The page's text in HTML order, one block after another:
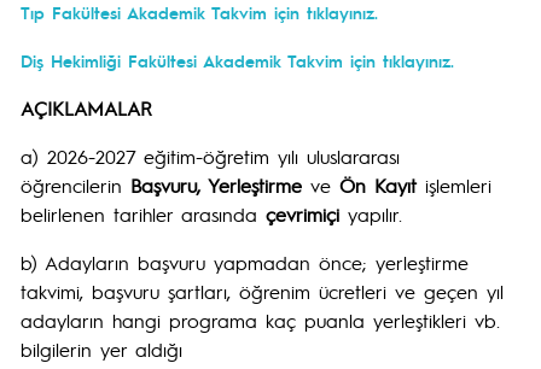
Tıp Fakültesi Akademik Takvim için tıklayınız.
Diş Hekimliği Fakültesi Akademik Takvim için tıklayınız.
AÇIKLAMALAR
a) 2026-2027 eğitim-öğretim yılı uluslararası
öğrencilerin Başvuru, Yerleştirme ve Ön Kayıt işlemleri
belirlenen tarihler arasında çevrimiçi yapılır.
b) Adayların başvuru yapmadan önce; yerleştirme
takvimi, başvuru şartları, öğrenim ücretleri ve geçen yıl
adayların hangi programa kaç puanla yerleştikleri vb.
bilgilerin yer aldığı